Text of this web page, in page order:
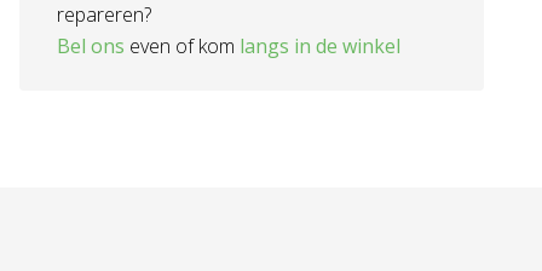
repareren?
Bel ons even of kom langs in de winkel